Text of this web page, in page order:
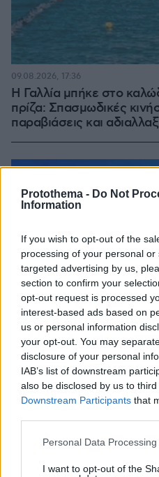
Protothema - Do Not
Information
If you wish to opt-out of the
processing of your personal
targeted advertising by us,
section to confirm your
opt-out request is processed
interest-based ads based on
us or personal information
your opt-out. You may
disclosure of your personal
IAB’s list of downstream
also be disclosed by us to
Downstream Participants that
Please note that this website/
not limited to your visit or
Personal Data
I want to opt-out of the
Η Γαλλία μπήκε στο
πρίζα: Σπασμωδικές
παραβιάσεις και
09.08.2026, 17:36